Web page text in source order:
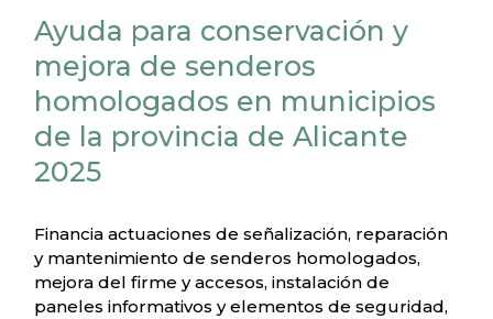
Ayuda para conservación y
mejora de senderos
homologados en municipios
de la provincia de Alicante
2025
Financia actuaciones de señalización, reparación
y mantenimiento de senderos homologados,
mejora del firme y accesos, instalación de
paneles informativos y elementos de seguridad,